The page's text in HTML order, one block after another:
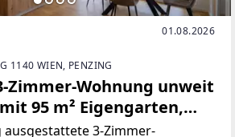
01.08.2026
1140 WIEN, PENZING
Zimmer-Wohnung unweit
95 m² Eigengarten,
& Top-Anbindung
3-Zimmer-